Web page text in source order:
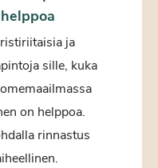
ja
sille, kuka
on helppoa.
rinnastus